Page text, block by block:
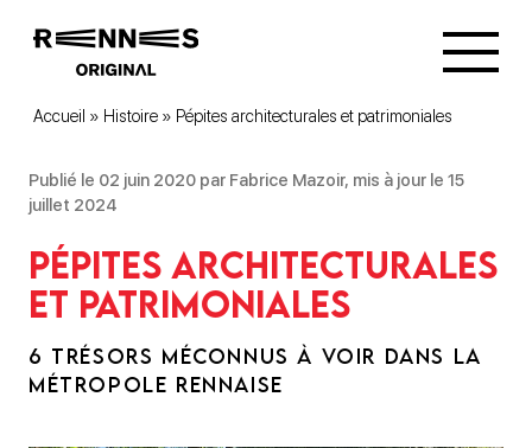
Accueil » Histoire » Pépites architecturales et patrimoniales
Publié le 02 juin 2020 par Fabrice Mazoir, mis à jour le 15
juillet 2024
Pépites architecturales
et patrimoniales
6 TRÉSORS MÉCONNUS À VOIR DANS LA
MÉTROPOLE RENNAISE